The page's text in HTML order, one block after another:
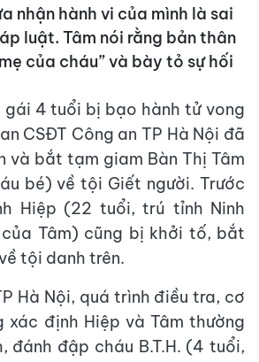
nhận hành vi của mình là sai
luật. Tâm nói rằng bản thân
của cháu” và bày tỏ sự hối
gái 4 tuổi bị bạo hành tử vong
CSĐT Công an TP Hà Nội đã
và bắt tạm giam Bàn Thị Tâm
bé) về tội Giết người. Trước
Hiệp (22 tuổi, trú tỉnh Ninh
Tâm) cũng bị khởi tố, bắt
tội danh trên.
Hà Nội, quá trình điều tra, cơ
xác định Hiệp và Tâm thường
đánh đập cháu B.T.H. (4 tuổi,